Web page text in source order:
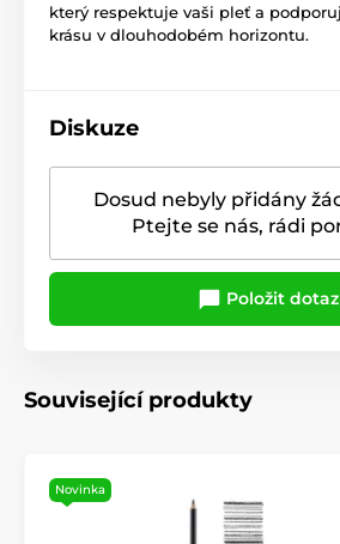
který respektuje vaši pleť a
krásu v dlouhodobém horizontu.
Diskuze
Dosud nebyly přidány
Ptejte se nás, rádi
Položit dotaz
Související produkty
Novinka